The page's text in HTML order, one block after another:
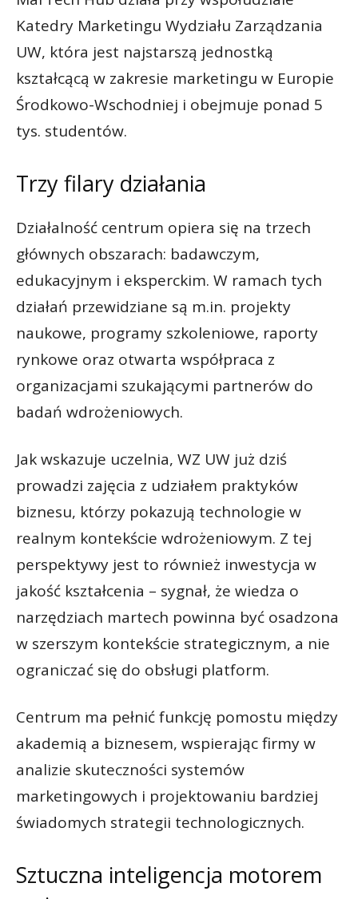
Katedry Marketingu Wydziału Zarządzania
UW, która jest najstarszą jednostką
kształcącą w zakresie marketingu w Europie
Środkowo-Wschodniej i obejmuje ponad 5
tys. studentów.
Trzy filary działania
Działalność centrum opiera się na trzech
głównych obszarach: badawczym,
edukacyjnym i eksperckim. W ramach tych
działań przewidziane są m.in. projekty
naukowe, programy szkoleniowe, raporty
rynkowe oraz otwarta współpraca z
organizacjami szukającymi partnerów do
badań wdrożeniowych.
Jak wskazuje uczelnia, WZ UW już dziś
prowadzi zajęcia z udziałem praktyków
biznesu, którzy pokazują technologie w
realnym kontekście wdrożeniowym. Z tej
perspektywy jest to również inwestycja w
jakość kształcenia – sygnał, że wiedza o
narzędziach martech powinna być osadzona
w szerszym kontekście strategicznym, a nie
ograniczać się do obsługi platform.
Centrum ma pełnić funkcję pomostu między
akademią a biznesem, wspierając firmy w
analizie skuteczności systemów
marketingowych i projektowaniu bardziej
świadomych strategii technologicznych.
Sztuczna inteligencja motorem